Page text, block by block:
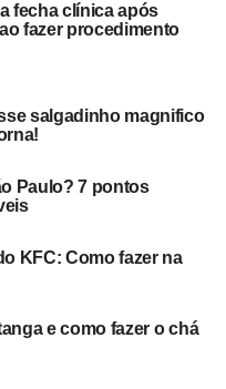
fecha clínica após
fazer procedimento
salgadinho magnifico
Paulo? 7 pontos
KFC: Como fazer na
e como fazer o chá